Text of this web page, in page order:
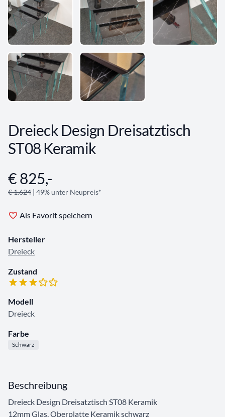
Dreieck Design Dreisatztisch
ST08 Keramik
Angebotsinformationen
€ 825,-
€ 1.624 | 49% unter Neupreis*
Als Favorit speichern
Hersteller
Dreieck
Zustand
Modell
Dreieck
Farbe
Schwarz
Beschreibung
Dreieck Design Dreisatztisch ST08 Keramik
12mm Glas, Oberplatte Keramik schwarz